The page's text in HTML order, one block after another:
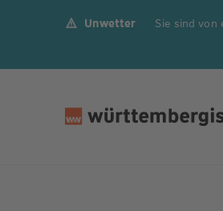
Unwetter Sie sind von